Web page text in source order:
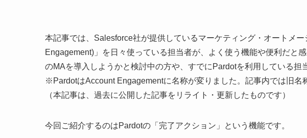
本記事では、Salesforce社が提供しているマーケティング・オートメ
Engagement)」を日々使っている担当者が、よく使う機能や便利だと
のMAを導入しようかと検討中の方や、すでにPardotを利用している担
※PardotはAccount Engagementに名称が変りました。記事内では旧名
（本記事は、過去に公開した記事をリライト・更新したものです）
今回ご紹介するのはPardotの「完了アクション」という機能です。